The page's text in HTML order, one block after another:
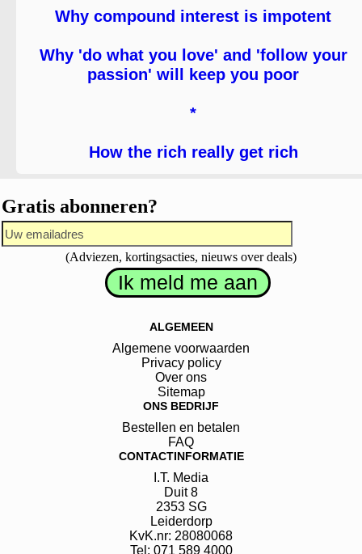
Why compound interest is impotent
Why 'do what you love' and 'follow your
passion' will keep you poor
*
How the rich really get rich
Gratis abonneren?
(Adviezen, kortingsacties, nieuws over deals)
ALGEMEEN
Algemene voorwaarden
Privacy policy
Over ons
Sitemap
ONS BEDRIJF
Bestellen en betalen
FAQ
CONTACTINFORMATIE
I.T. Media
Duit8
2353 SG
Leiderdorp
KvK.nr: 28080068
Tel: 071 589 4000